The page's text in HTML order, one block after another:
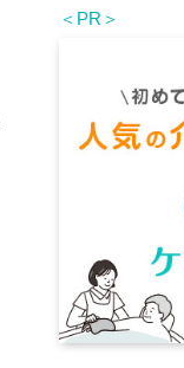
＜PR＞